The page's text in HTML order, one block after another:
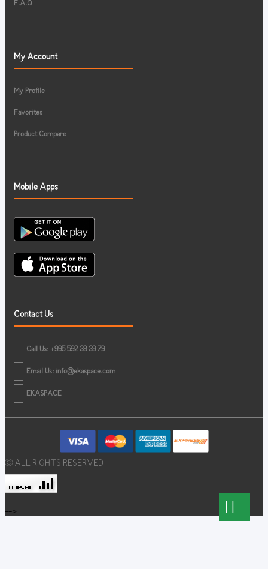
F.A.Q
My Account
My Profile
Favorites
Product Compare
Mobile Apps
Contact Us
Call Us: +995 592 38 39 79
Email Us: info@ekaspace.com
EKASPACE
© ALL RIGHTS RESERVED
-->